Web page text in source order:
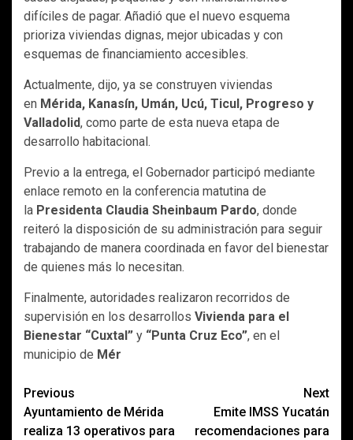
difíciles de pagar. Añadió que el nuevo esquema
prioriza viviendas dignas, mejor ubicadas y con
esquemas de financiamiento accesibles.
Actualmente, dijo, ya se construyen viviendas
en Mérida, Kanasín, Umán, Ucú, Ticul, Progreso y
Valladolid, como parte de esta nueva etapa de
desarrollo habitacional.
Previo a la entrega, el Gobernador participó mediante
enlace remoto en la conferencia matutina de
la Presidenta Claudia Sheinbaum Pardo, donde
reiteró la disposición de su administración para seguir
trabajando de manera coordinada en favor del bienestar
de quienes más lo necesitan.
Finalmente, autoridades realizaron recorridos de
supervisión en los desarrollos Vivienda para el
Bienestar “Cuxtal” y “Punta Cruz Eco”, en el
municipio de Mér
Post
navigation
Previous
Ayuntamiento de Mérida
realiza 13 operativos para
Next
Emite IMSS Yucatán
recomendaciones para